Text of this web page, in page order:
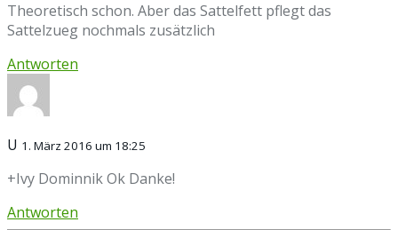
Theoretisch schon. Aber das Sattelfett pflegt das
Sattelzueg nochmals zusätzlich
Antworten
U 1. März 2016 um 18:25
+Ivy Dominnik Ok Danke!
Antworten